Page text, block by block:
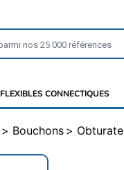
FLEXIBLES CONNECTIQUES
Bouchons